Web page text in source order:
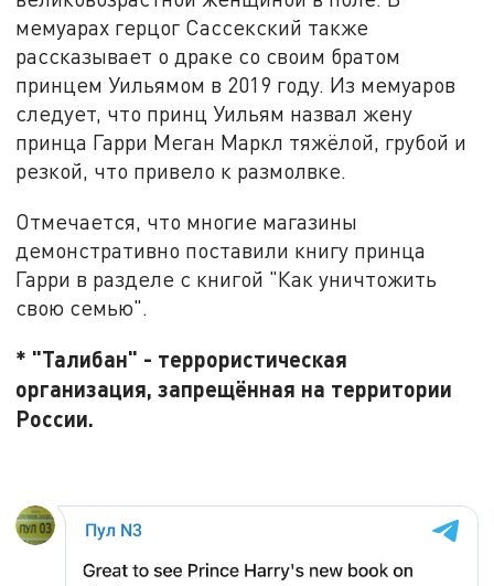
мемуарах герцог Сассекский также
рассказывает о драке со своим братом
принцем Уильямом в 2019 году. Из мемуаров
следует, что принц Уильям назвал жену
принца Гарри Меган Маркл тяжёлой, грубой и
резкой, что привело к размолвке.
Отмечается, что многие магазины
демонстративно поставили книгу принца
Гарри в разделе с книгой "Как уничтожить
свою семью".
* "Талибан" - террористическая
организация, запрещённая на территории
России.